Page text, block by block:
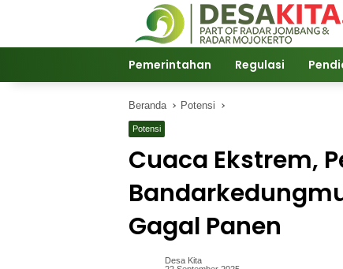
Pemerintahan Regulasi
Beranda Potensi
Potensi
Cuaca Ekstrem,
Gagal Panen
Desa Kita